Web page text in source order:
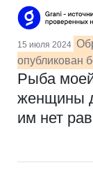
15 июля 2024
опубликован
Рыба
женщины
им нет